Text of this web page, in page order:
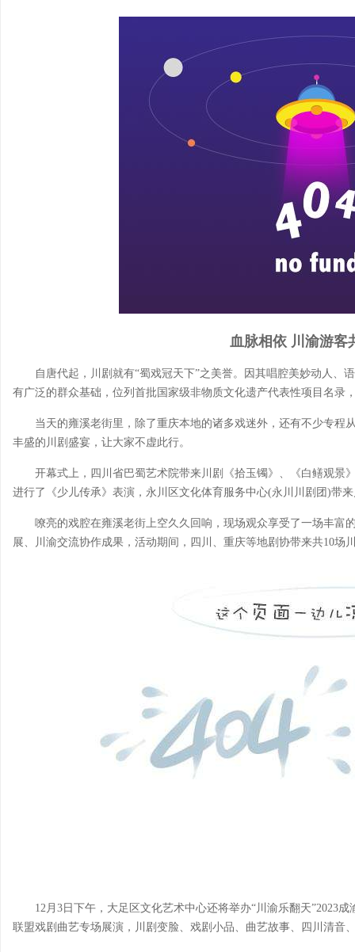
血脉相依 川渝游客
自唐代起，川剧就有“蜀戏冠天下”之美誉。因其唱腔美妙动人、
有广泛的群众基础，位列首批国家级非物质文化遗产代表性项目名录
当天的雍溪老街里，除了重庆本地的诸多戏迷外，还有不少专程
丰盛的川剧盛宴，让大家不虚此行。
开幕式上，四川省巴蜀艺术院带来川剧《拾玉镯》、《白鳝观景
进行了《少儿传承》表演，永川区文化体育服务中心(永川川剧团)带
嘹亮的戏腔在雍溪老街上空久久回响，现场观众享受了一场丰富
展、川渝交流协作成果，活动期间，四川、重庆等地剧协带来共10场
12月3日下午，大足区文化艺术中心还将举办“川渝乐翻天”2023
联盟戏剧曲艺专场展演，川剧变脸、戏剧小品、曲艺故事、四川清音